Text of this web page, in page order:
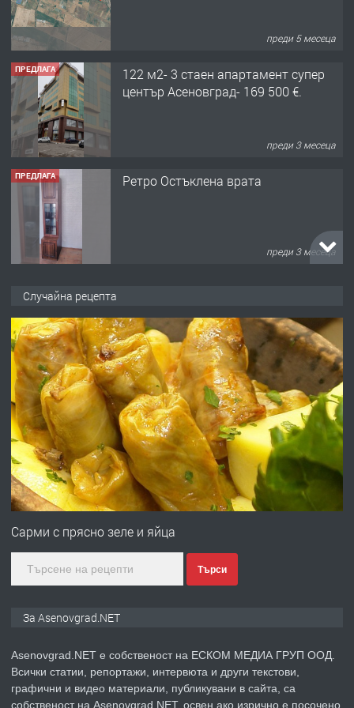
преди 5 месеца
ПРЕДЛАГА
122 м2- 3 стаен апартамент супер
център Асеновград- 169 500 €.
преди 3 месеца
ПРЕДЛАГА Ретро Остъклена врата
преди 3 месеца
преди 10 месеца
ПРЕДЛАГА
Професионална броячна машина -
със сертификат от ЕЦБ
преди 1 година
ПРЕДЛАГА
Професионална зеленчукорезачка
преди 2 години
Случайна рецепта
Сарми с прясно зеле и яйца
Търси
За Asenovgrad.NET
Asenovgrad.NET е собственост на ЕСКОМ МЕДИА ГРУП ООД.
Всички статии, репортажи, интервюта и други текстови,
графични и видео материали, публикувани в сайта, са
собственост на Asenovgrad.NET, освен ако изрично е посочено